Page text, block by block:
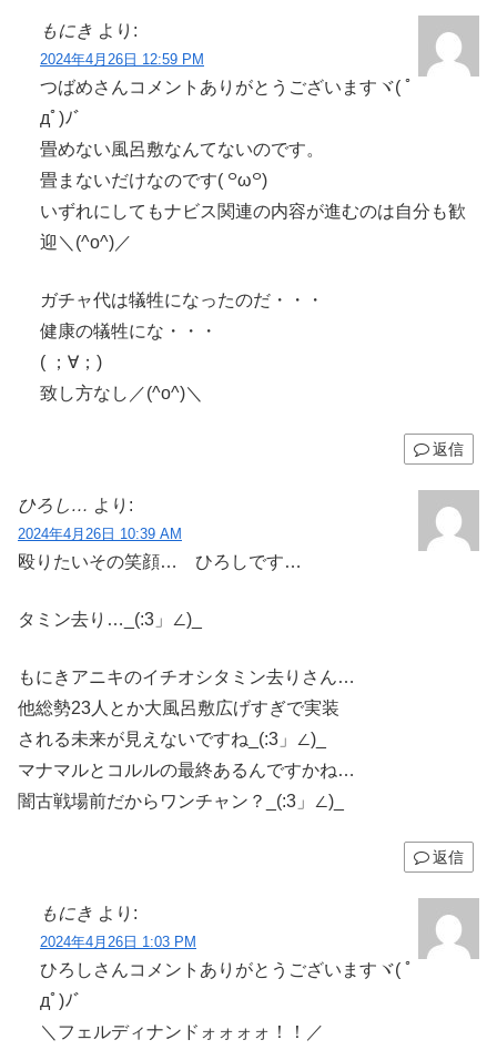
もにき より:
2024年4月26日 12:59 PM
つばめさんコメントありがとうございますヾ( ﾟ
дﾟ)ﾉ゛
畳めない風呂敷なんてないのです。
畳まないだけなのです( ꒪ω꒪)
いずれにしてもナビス関連の内容が進むのは自分も歓
迎＼(^o^)／
ガチャ代は犠牲になったのだ・・・
健康の犠牲にな・・・
( ；∀；)
致し方なし／(^o^)＼
返信
ひろし… より:
2024年4月26日 10:39 AM
殴りたいその笑顔… ひろしです…
タミン去り…_(:3」∠)_
もにきアニキのイチオシタミン去りさん…
他総勢23人とか大風呂敷広げすぎで実装
される未来が見えないですね_(:3」∠)_
マナマルとコルルの最終あるんですかね…
闇古戦場前だからワンチャン？_(:3」∠)_
返信
もにき より:
2024年4月26日 1:03 PM
ひろしさんコメントありがとうございますヾ( ﾟ
дﾟ)ﾉ゛
＼フェルディナンドォォォォ！！／